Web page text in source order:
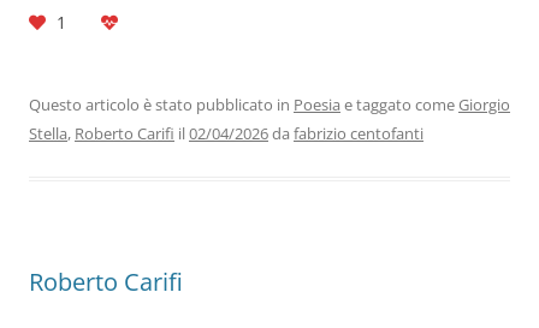
b
o
dI
n
A
p
a
m
vi
di
1
Questo articolo è stato pubblicato in Poesia e taggato comeGiorgio
Stella, Roberto Carifi il02/04/2026da fabrizio centofanti
Roberto Carifi